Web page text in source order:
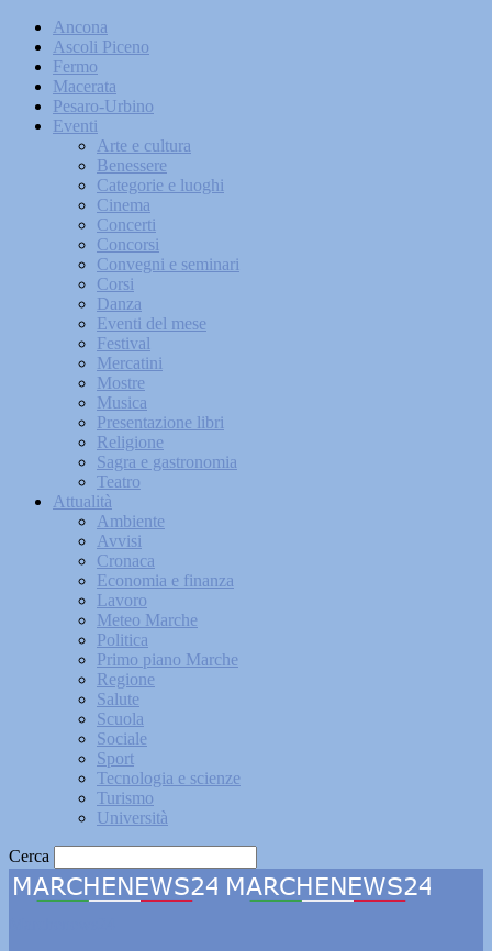
Ancona
Ascoli Piceno
Fermo
Macerata
Pesaro-Urbino
Eventi
Arte e cultura
Benessere
Categorie e luoghi
Cinema
Concerti
Concorsi
Convegni e seminari
Corsi
Danza
Eventi del mese
Festival
Mercatini
Mostre
Musica
Presentazione libri
Religione
Sagra e gastronomia
Teatro
Attualità
Ambiente
Avvisi
Cronaca
Economia e finanza
Lavoro
Meteo Marche
Politica
Primo piano Marche
Regione
Salute
Scuola
Sociale
Sport
Tecnologia e scienze
Turismo
Università
Cerca